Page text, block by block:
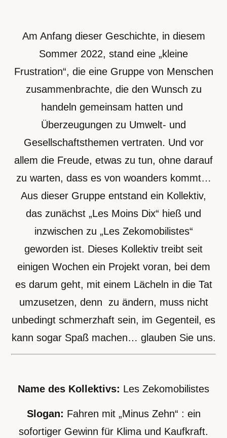
Am Anfang dieser Geschichte, in diesem
Sommer 2022, stand eine „kleine
Frustration“, die eine Gruppe von Menschen
zusammenbrachte, die den Wunsch zu
handeln gemeinsam hatten und
Überzeugungen zu Umwelt- und
Gesellschaftsthemen vertraten. Und vor
allem die Freude, etwas zu tun, ohne darauf
zu warten, dass es von woanders kommt…
Aus dieser Gruppe entstand ein Kollektiv,
das zunächst „Les Moins Dix“ hieß und
inzwischen zu „Les Zekomobilistes“
geworden ist. Dieses Kollektiv treibt seit
einigen Wochen ein Projekt voran, bei dem
es darum geht, mit einem Lächeln in die Tat
umzusetzen, denn zu ändern, muss nicht
unbedingt schmerzhaft sein, im Gegenteil, es
kann sogar Spaß machen… glauben Sie uns.
Name des Kollektivs: Les Zekomobilistes
Slogan: Fahren mit „Minus Zehn“ : ein
sofortiger Gewinn für Klima und Kaufkraft.